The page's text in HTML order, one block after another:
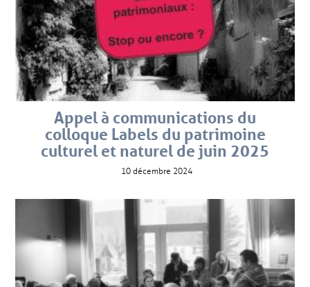
Appel à communications du
colloque Labels du patrimoine
culturel et naturel de juin 2025
10 décembre 2024